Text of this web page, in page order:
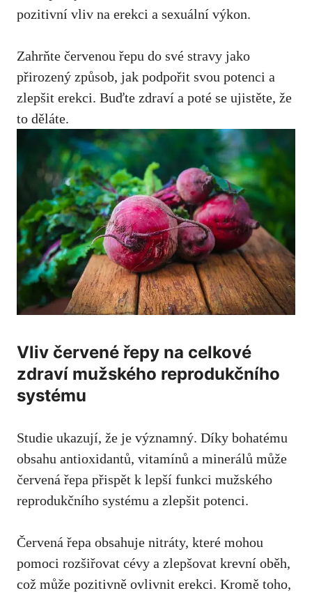
pozitivní vliv na erekci a sexuální výkon.
Zahrňte červenou řepu do své stravy jako
přirozený způsob, jak podpořit svou potenci a
zlepšit erekci. Buďte zdraví a poté se ujistěte, že
to děláte.
Vliv červené řepy na celkové
zdraví mužského reprodukčního
systému
Studie ukazují, že je významný. Díky bohatému
obsahu antioxidantů, vitamínů a minerálů může
červená řepa přispět k lepší funkci mužského
reprodukčního systému a zlepšit potenci.
Červená řepa obsahuje nitráty, které mohou
pomoci rozšiřovat cévy a zlepšovat krevní oběh,
což může pozitivně ovlivnit erekci. Kromě toho,